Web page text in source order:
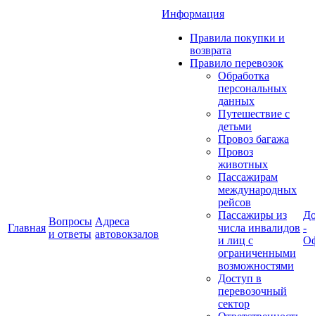
Главная
Вопросы
и ответы
Адреса
автовокзалов
Информация
Правила покупки и
возврата
Правило перевозок
Обработка
персональных
данных
Путешествие с
детьми
Провоз багажа
Провоз
животных
Пассажирам
международных
рейсов
Пассажиры из
числа инвалидов
и лиц с
ограниченными
возможностями
Доступ в
перевозочный
сектор
-